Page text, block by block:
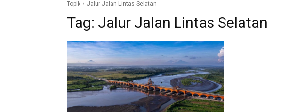
Topik Jalur Jalan Lintas Selatan
Tag: Jalur Jalan Lintas Selatan